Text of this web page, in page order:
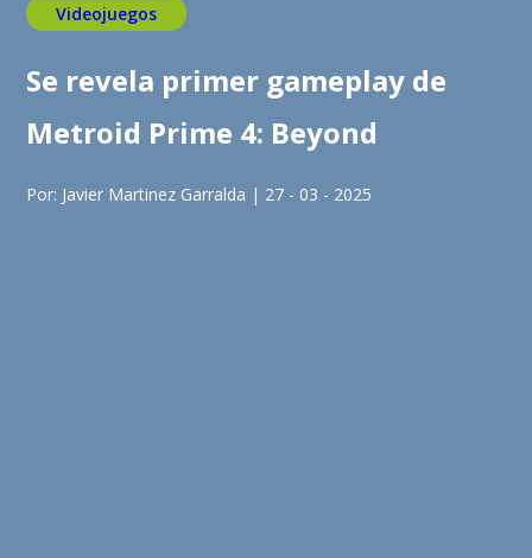
Videojuegos
Se revela primer gameplay de
Metroid Prime 4: Beyond
Por: Javier Martinez Garralda | 27 - 03 - 2025